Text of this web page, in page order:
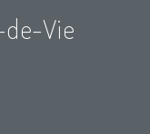
Vie